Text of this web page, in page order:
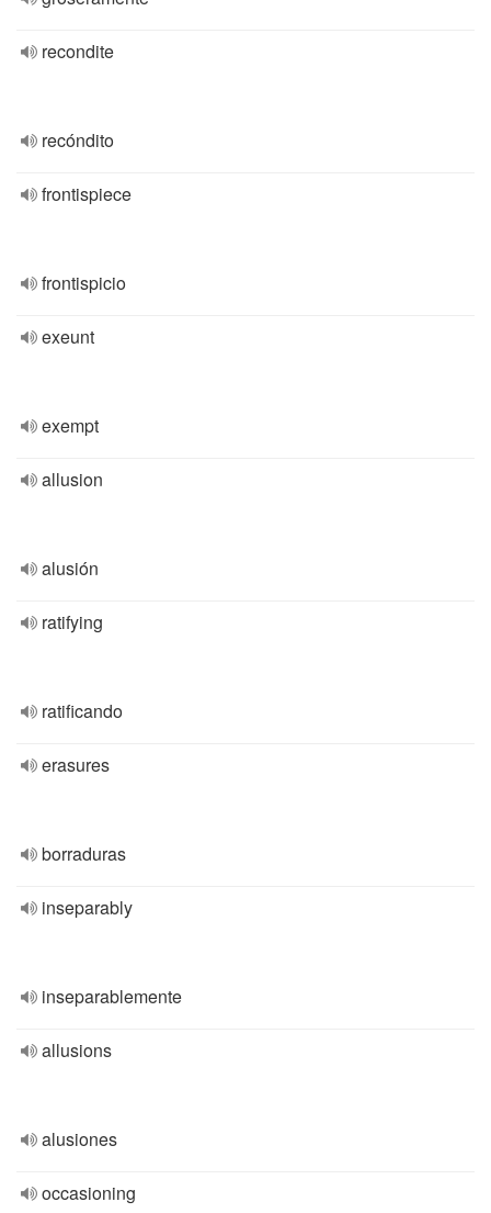
recondite
recóndito
frontispiece
frontispicio
exeunt
exempt
allusion
alusión
ratifying
ratificando
erasures
borraduras
inseparably
inseparablemente
allusions
alusiones
occasioning